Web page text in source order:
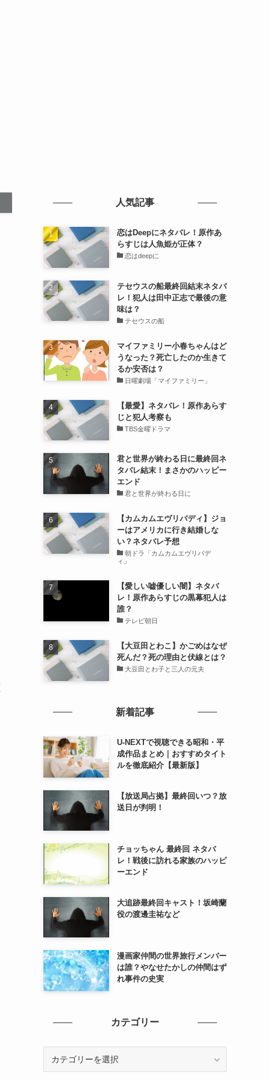
人気記事
恋はDeepにネタバレ！原作あ
らすじは人魚姫が正体？
恋はdeepに
テセウスの船最終回結末ネタバ
レ！犯人は田中正志で最後の意
味は？
テセウスの船
マイファミリー小春ちゃんはど
うなった？死亡したのか生きて
るか安否は？
日曜劇場「マイファミリー」
【最愛】ネタバレ！原作あらす
じと犯人考察も
TBS金曜ドラマ
君と世界が終わる日に最終回ネ
タバレ結末！まさかのハッピー
エンド
君と世界が終わる日に
【カムカムエヴリバディ】ジョ
ーはアメリカに行き結婚しな
い？ネタバレ予想
朝ドラ「カムカムエヴリバデ
ィ」
【愛しい嘘優しい闇】ネタバ
レ！原作あらすじの黒幕犯人は
誰？
テレビ朝日
【大豆田とわこ】かごめはなぜ
死んだ？死の理由と伏線とは？
大豆田とわ子と三人の元夫
新着記事
U-NEXTで視聴できる昭和・平
成作品まとめ｜おすすめタイト
ルを徹底紹介【最新版】
【放送局占拠】最終回いつ？放
送日が判明！
チョッちゃん 最終回 ネタバ
レ！戦後に訪れる家族のハッピ
ーエンド
大追跡最終回キャスト！坂崎蘭
役の渡邊圭祐など
漫画家仲間の世界旅行メンバー
は誰？やなせたかしの仲間はず
れ事件の史実
カテゴリー